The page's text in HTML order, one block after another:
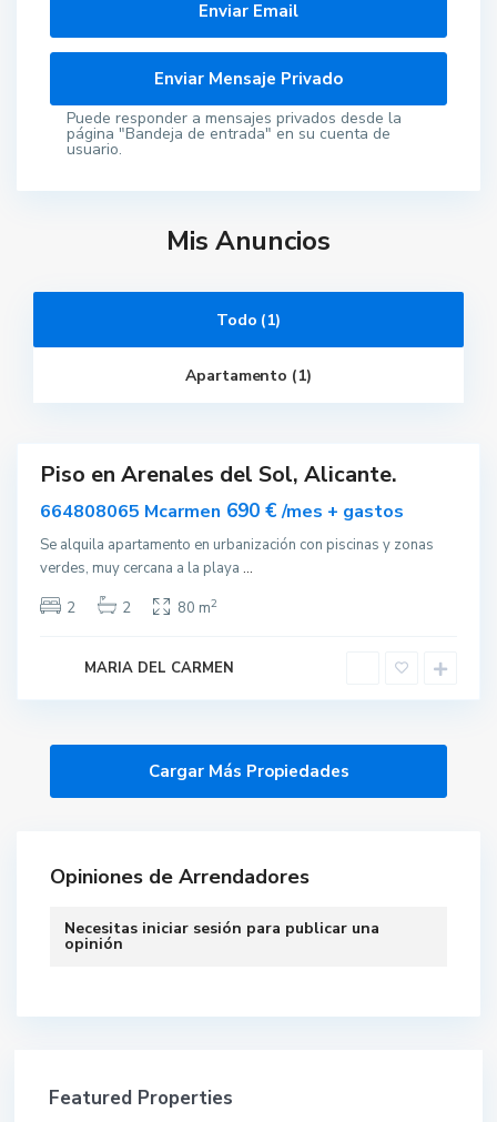
Puede responder a mensajes privados desde la
página "Bandeja de entrada" en su cuenta de
usuario.
Mis Anuncios
Todo (1)
Apartamento (1)
o
a
d
Piso en Arenales del Sol, Alicante.
664808065 Mcarmen 690 €/mes + gastos
Se alquila apartamento en urbanización con piscinas y zonas
verdes, muy cercana a la playa ...
2
2 80 m2
MARIA DEL CARMEN
Opiniones de Arrendadores
Necesitas iniciar sesión para publicar una
opinión
Featured Properties